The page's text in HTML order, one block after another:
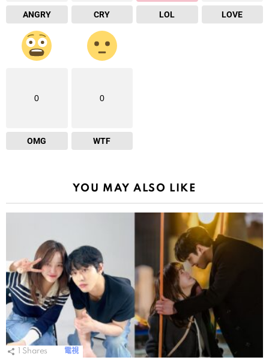
ANGRY CRY LOL LOVE
0
OMG
0
WTF
YOU MAY ALSO LIKE
Shares 電視